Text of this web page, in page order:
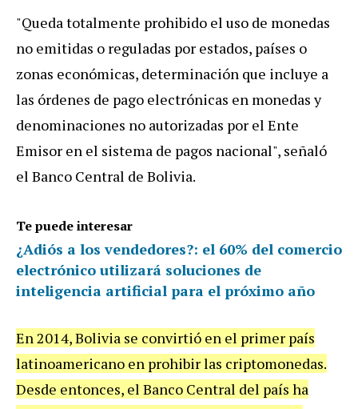
"Queda totalmente prohibido el uso de monedas
no emitidas o reguladas por estados, países o
zonas económicas, determinación que incluye a
las órdenes de pago electrónicas en monedas y
denominaciones no autorizadas por el Ente
Emisor en el sistema de pagos nacional", señaló
el Banco Central de Bolivia.
Te puede interesar
¿Adiós a los vendedores?: el 60% del comercio
electrónico utilizará soluciones de
inteligencia artificial para el próximo año
En 2014, Bolivia se convirtió en el primer país
latinoamericano en prohibir las criptomonedas.
Desde entonces, el Banco Central del país ha